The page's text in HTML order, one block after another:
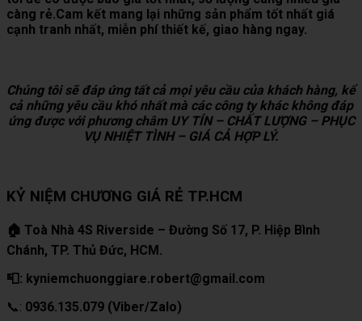
càng rẻ.Cam kết mang lại những sản phẩm tốt nhất giá
cạnh tranh nhất, miễn phí thiết kế, giao hàng ngay.
Chúng tôi sẽ đáp ứng tất cả mọi yêu cầu của khách hàng, kể
cả những yêu cầu khó nhất mà các công ty khác không đáp
ứng được với phương châm UY TÍN – CHẤT LƯỢNG – PHỤC
VỤ NHIỆT TÌNH – GIÁ CẢ HỢP LÝ.
KỶ NIỆM CHƯƠNG GIÁ RẺ TP.HCM
🏠 Toà Nhà 4S Riverside – Đường Số 17, P. Hiệp Bình
Chánh, TP. Thủ Đức, HCM.
📮: kyniemchuonggiare.robert@gmail.com
📞: 0936.135.079 (Viber/Zalo)